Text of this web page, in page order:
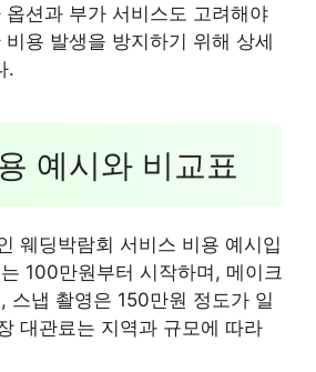
션과 부가 서비스도 고려해야
용 발생을 방지하기 위해 상세
.
예시와 비교표
웨딩박람회 서비스 비용 예시입
100만원부터 시작하며, 메이크
스냅 촬영은 150만원 정도가 일
대관료는 지역과 규모에 따라